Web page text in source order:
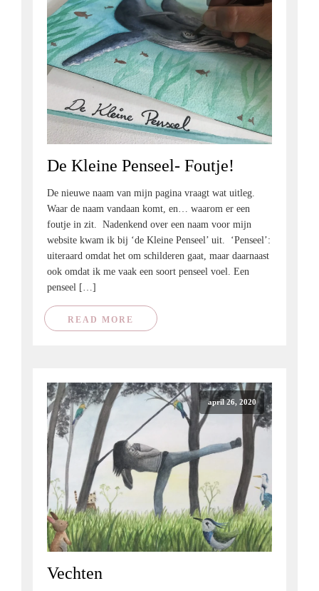
De Kleine Penseel- Foutje!
De nieuwe naam van mijn pagina vraagt wat uitleg.
Waar de naam vandaan komt, en… waarom er een
foutje in zit. Nadenkend over een naam voor mijn
website kwam ik bij ‘de Kleine Penseel’ uit. ‘Penseel’:
uiteraard omdat het om schilderen gaat, maar daarnaast
ook omdat ik me vaak een soort penseel voel. Een
penseel […]
READ MORE
april 26, 2020
Vechten